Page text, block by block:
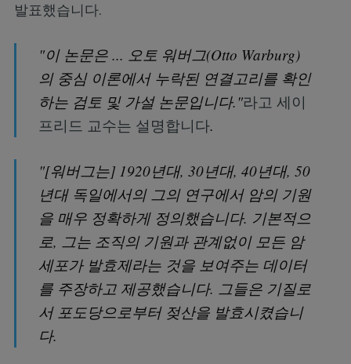
발표했습니다.
"이 논문은 ... 오토 워버그(Otto Warburg)
의 중심 이론에서 누락된 연결고리를 확인
하는 검토 및 가설 논문입니다."라고 세이
프리드 교수는 설명합니다.
"[워버그는] 1920년대, 30년대, 40년대, 50
년대 독일에서의 그의 연구에서 암의 기원
을 매우 정확하게 정의했습니다. 기본적으
로, 그는 조직의 기원과 관계없이 모든 암
세포가 발효제라는 것을 보여주는 데이터
를 주장하고 제공했습니다. 그들은 기질로
서 포도당으로부터 젖산을 발효시켰습니
다.